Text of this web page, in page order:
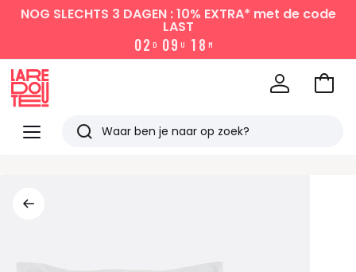
NOG SLECHTS 3 DAGEN : 10% EXTRA* met de code
LAST
02 D 09 U 1 8 M
Menu
Redoute
Zoeken
Naar